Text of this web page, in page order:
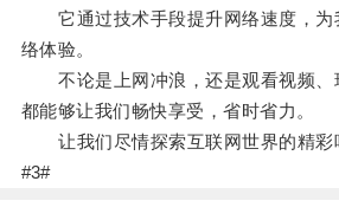
它通过技术手段提升网络速度，为
络体验。
不论是上网冲浪，还是观看视频、
都能够让我们畅快享受，省时省力。
让我们尽情探索互联网世界的精彩
#3#